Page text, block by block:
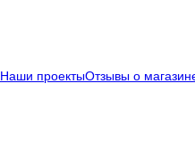
Наши проектыОтзывы о